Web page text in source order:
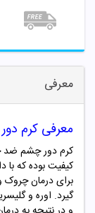
معرفی
معرفی کرم دور
کیفیت بوده که با
برای درمان
گیرد. اوره و